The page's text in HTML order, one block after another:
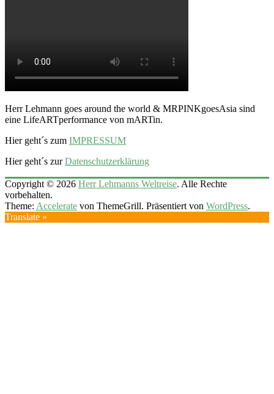
Herr Lehmann goes around the world & MRPINKgoesAsia sind
eine LifeARTperformance von mARTin.
Hier geht´s zum IMPRESSUM
Hier geht´s zurDatenschutzerklärung
Copyright © 2026 Herr Lehmanns Weltreise. Alle Rechte
vorbehalten.
Theme: Accelerate von ThemeGrill. Präsentiert von WordPress.
Translate »